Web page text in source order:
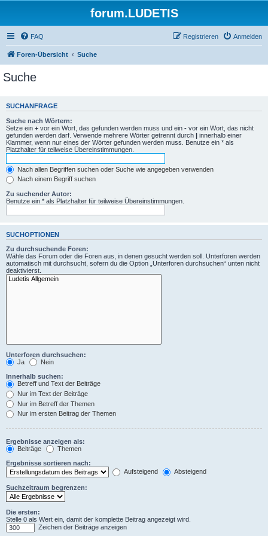
forum.LUDETIS
FAQ Anmelden
Registrieren
Foren-Übersicht Suche
Suche
SUCHANFRAGE
Suche nach Wörtern:
Setze ein + vor ein Wort, das gefunden werden muss und ein - vor ein Wort, das nicht
gefunden werden darf. Verwende mehrere Wörter getrennt durch | innerhalb einer
Klammer, wenn nur eines der Wörter gefunden werden muss. Benutze ein * als
Platzhalter für teilweise Übereinstimmungen.
Nach allen Begriffen suchen oder Suche wie angegeben verwenden
Nach einem Begriff suchen
Zu suchender Autor:
Benutze ein * als Platzhalter für teilweise Übereinstimmungen.
SUCHOPTIONEN
Zu durchsuchende Foren:
Wähle das Forum oder die Foren aus, in denen gesucht werden soll. Unterforen werden
automatisch mit durchsucht, sofern du die Option „Unterforen durchsuchen“ unten nicht
deaktivierst.
Unterforen durchsuchen:
Ja
Nein
Innerhalb suchen:
Betreff und Text der Beiträge
Nur im Text der Beiträge
Nur im Betreff der Themen
Nur im ersten Beitrag der Themen
Ergebnisse anzeigen als:
Beiträge
Themen
Ergebnisse sortieren nach:
Aufsteigend
Absteigend
Suchzeitraum begrenzen:
Die ersten:
Stelle 0 als Wert ein, damit der komplette Beitrag angezeigt wird.
Zeichen der Beiträge anzeigen